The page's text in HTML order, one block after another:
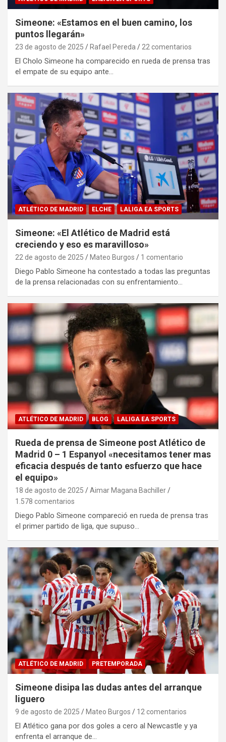
Simeone: «Estamos en el buen camino, los
puntos llegarán»
23 de agosto de 2025 Rafael Pereda 22 comentarios
El Cholo Simeone ha comparecido en rueda de prensa tras
el empate de su equipo ante…
ATLÉTICO DE MADRID ELCHE LALIGA EA SPORTS
Simeone: «El Atlético de Madrid está
creciendo y eso es maravilloso»
22 de agosto de 2025 Mateo Burgos 1 comentario
Diego Pablo Simeone ha contestado a todas las preguntas
de la prensa relacionadas con su enfrentamiento…
ATLÉTICO DE MADRID BLOG LALIGA EA SPORTS
Rueda de prensa de Simeone post Atlético de
Madrid 0 – 1 Espanyol «necesitamos tener mas
eficacia después de tanto esfuerzo que hace
el equipo»
18 de agosto de 2025
Aimar Magana Bachiller
1.578 comentarios
Diego Pablo Simeone compareció en rueda de prensa tras
el primer partido de liga, que supuso…
ATLÉTICO DE MADRID PRETEMPORADA
Simeone disipa las dudas antes del arranque
liguero
9 de agosto de 2025 Mateo Burgos 12 comentarios
El Atlético gana por dos goles a cero al Newcastle y ya
enfrenta el arranque de…